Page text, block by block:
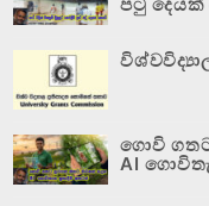
ගොවි
AI